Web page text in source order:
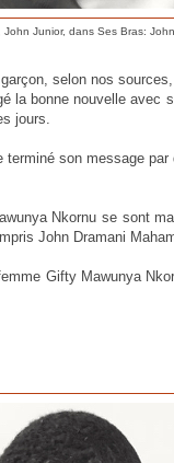
John Junior, dans Ses Bras:
selon nos
la bonne nouvelle
jours.
son message
Nkornu se sont
John Dramani
Gifty Mawunya